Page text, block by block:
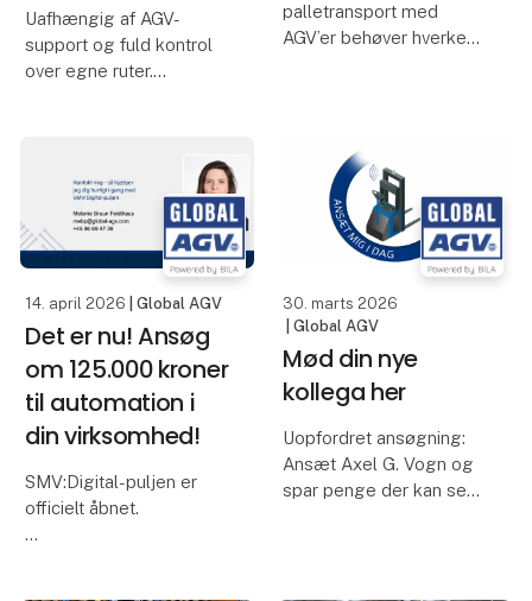
Uafhængig af AGV-
support og fuld kontrol
over egne ruter.
optimere dine AGV-ruter
– helt selv. Med Global
AGV får du en løsning,
hvor du ikke er afhængig
palletransport med
AGV’er behøver hverken
gaffeltruckløsninger, der
gør det nemt at op
14. april 2026 | Global AGV
Det er nu! Ansøg
om 125.000 kroner
til automation i
din virksomhed!
SMV:Digital-puljen er
officielt åbnet.
30. marts 2026
| Global AGV
Mød din nye
kollega her
Uopfordret ansøgning:
Ansæt Axel G. Vogn og
spar penge der kan ses